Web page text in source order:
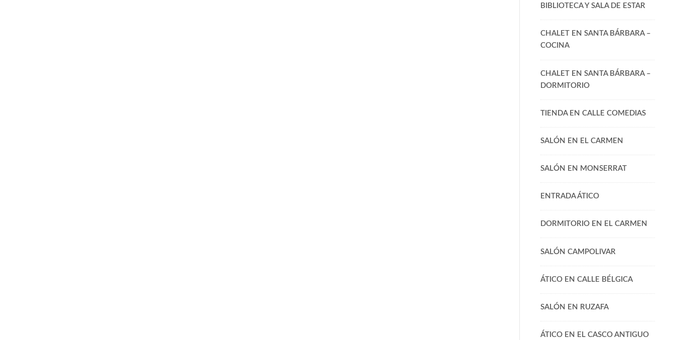
BIBLIOTECA Y SALA DE ESTAR
CHALET EN SANTA BÁRBARA –
COCINA
CHALET EN SANTA BÁRBARA –
DORMITORIO
TIENDA EN CALLE COMEDIAS
SALÓN EN EL CARMEN
SALÓN EN MONSERRAT
ENTRADA ÁTICO
DORMITORIO EN EL CARMEN
SALÓN CAMPOLIVAR
ÁTICO EN CALLE BÉLGICA
SALÓN EN RUZAFA
ÁTICO EN EL CASCO ANTIGUO